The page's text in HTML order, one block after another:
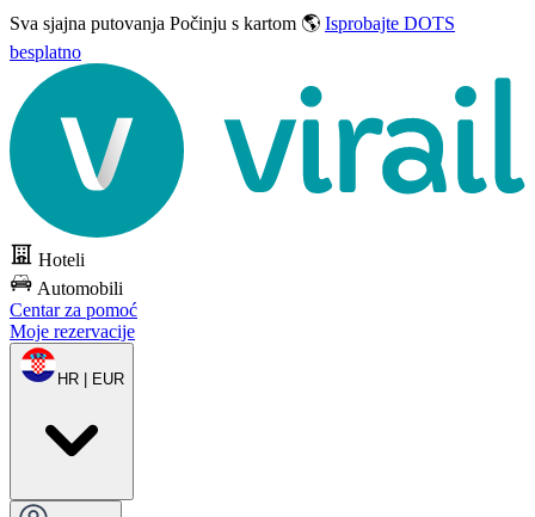
Sva sjajna putovanja Počinju s kartom 🌎 Isprobajte DOTS
besplatno
Hoteli
Automobili
Centar za pomoć
Moje rezervacije
HR | EUR